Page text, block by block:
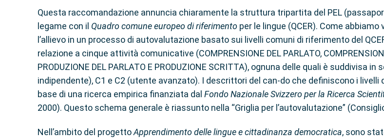
Questa raccomandazione annuncia chiaramente la struttura tripartita del PEL
legame con il Quadro comune europeo di riferimento per le lingue (QCER). Come
l’allievo in un processo di autovalutazione basato sui livelli comuni di riferimento del
relazione a cinque attività comunicative (COMPRENSIONE DEL PARLATO,
PRODUZIONE DEL PARLATO E PRODUZIONE SCRITTA), ognuna delle quali è suddivisa
indipendente), C1 e C2 (utente avanzato). I descrittori del can-do che definiscono i
base di una ricerca empirica finanziata dalFondo Nazionale Svizzero per la Ricerca
2000). Questo schema generale è riassunto nella “Griglia per l’autovalutazione”
Nell’ambito del progettoApprendimento delle lingue e cittadinanza democratica, sono